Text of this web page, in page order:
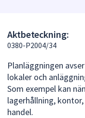
Aktbeteckning:
0380-P2004/34
Planläggningen
lokaler och
Som exempel kan
lagerhållning,
handel.